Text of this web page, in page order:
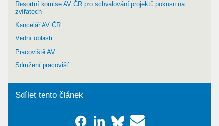
Resortní komise AV ČR pro schvalování projektů pokusů na
zvířatech
Kancelář AV ČR
Vědní oblasti
Pracoviště AV
Sdružení pracovišť
Sdílet tento článek